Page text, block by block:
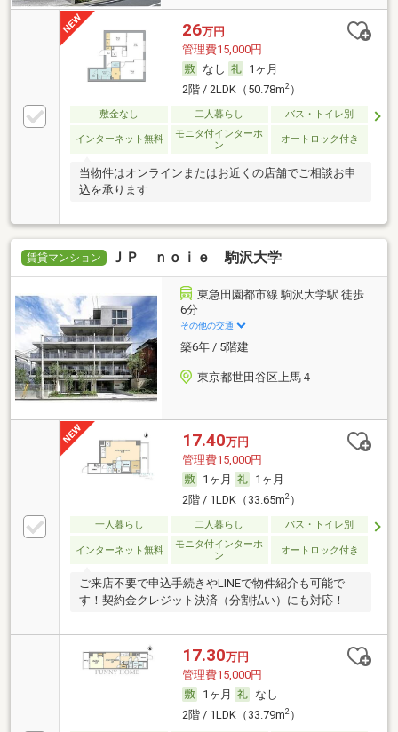
26万円
管理費15,000円
なし
1ヶ月
2階 / 2LDK（50.78m2）
敷金なし 二人暮らし バス・トイレ別
インターネット無料
モニタ付インターホ
ン
オートロック付き
当物件はオンラインまたはお近くの店舗でご相談お申
込を承ります
賃貸マンション ＪＰ ｎｏｉｅ 駒沢大学
東急田園都市線 駒沢大学駅 徒歩
6分
その他の交通
築6年 / 5階建
東京都世田谷区上馬４
17.40万円
管理費15,000円
1ヶ月
1ヶ月
2階 / 1LDK（33.65m2）
一人暮らし 二人暮らし バス・トイレ別
インターネット無料
モニタ付インターホ
ン
オートロック付き
ご来店不要で申込手続きやLINEで物件紹介も可能で
す！契約金クレジット決済（分割払い）にも対応！
17.30万円
管理費15,000円
1ヶ月
なし
2階 / 1LDK（33.79m2）